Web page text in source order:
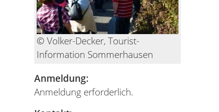
© Volker-Decker, Tourist-
Information Sommerhausen
Anmeldung:
Anmeldung erforderlich.